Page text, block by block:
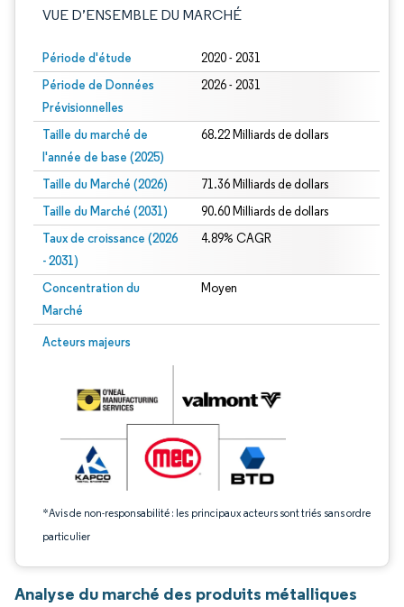
VUE D’ENSEMBLE DU MARCHÉ
Période d'étude 2020 - 2031
Période de Données
Prévisionnelles
2026 - 2031
Taille du marché de
l'année de base (2025)
68.22 Milliards de dollars
Taille du Marché (2026) 71.36 Milliards de dollars
Taille du Marché (2031) 90.60 Milliards de dollars
Taux de croissance (2026
- 2031)
4.89% CAGR
Concentration du
Marché
Moyen
Acteurs majeurs
*Avis de non-responsabilité : les principaux acteurs sont triés sans ordre
particulier
Image © Mordor Intelligence. La réutilisation nécessite une attribution sous CC
Analyse du marché des produits métalliques